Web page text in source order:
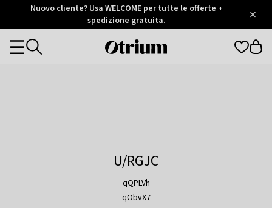
Otrium
Trustpilot
Nuovo cliente? Usa WELCOME per tutte le offerte +
spedizione gratuita.
Otrium
Categories
U/RGJC
qQPLVh
qObvX7